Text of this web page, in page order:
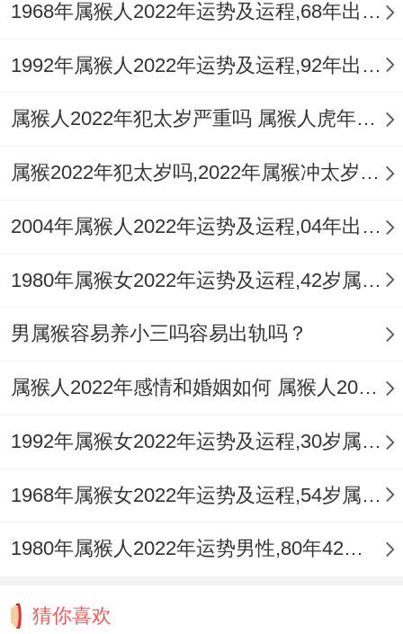
1968年属猴人2022年运势及运程,68年出生的54岁属猴2022年每月运程详解
1992年属猴人2022年运势及运程,92年出生的30岁属猴2022年每月运程详解
属猴人2022年犯太岁严重吗 属猴人虎年需要佩戴什么风水吉祥物
属猴2022年犯太岁吗,2022年属猴冲太岁如何化解运势
2004年属猴人2022年运势及运程,04年出生的18岁属猴2022年每月运程详解
1980年属猴女2022年运势及运程,42岁属猴人2022全年每月运势女性如何
男属猴容易养小三吗容易出轨吗？
属猴人2022年感情和婚姻如何 属猴人2022年如何旺桃花
1992年属猴女2022年运势及运程,30岁属猴人2022全年每月运势女性如何
1968年属猴女2022年运势及运程,54岁属猴人2022全年每月运势女性如何
1980年属猴人2022年运势男性,80年42岁属猴男2022年每月运程怎么样
猜你喜欢